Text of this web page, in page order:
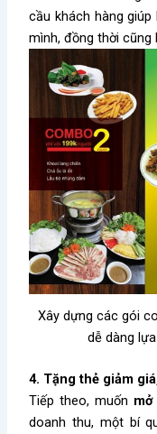
cầu khách hàng
mình, đồng thời cũng
Xây dựng các gói
dễ dàng
4. Tặng thẻ giảm
Tiếp theo, muốn
doanh thu, một bí